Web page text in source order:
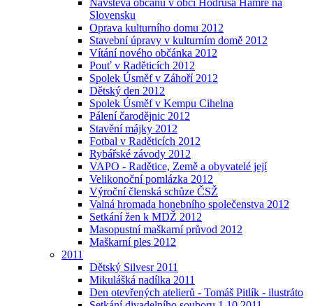
Návštěva občanů v obci Hodruša Hámre na
Slovensku
Oprava kulturního domu 2012
Stavební úpravy v kulturním domě 2012
Vítání nového občánka 2012
Pouť v Raděticích 2012
Spolek Úsměf v Záhoří 2012
Dětský den 2012
Spolek Úsměf v Kempu Cihelna
Pálení čarodějnic 2012
Stavění májky 2012
Fotbal v Raděticích 2012
Rybářské závody 2012
VAPO - Radětice, Země a obyvatelé její
Velikonoční pomlázka 2012
Výroční členská schůze ČSŽ
Valná hromada honebního společenstva 2012
Setkání žen k MDŽ 2012
Masopustní maškarní průvod 2012
Maškarní ples 2012
2011
Dětský Silvesr 2011
Mikulášká nadílka 2011
Den otevřených atelierů - Tomáš Pitlík - ilustráto